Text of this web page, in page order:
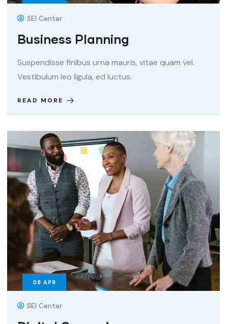
SEI Centar
Business Planning
Suspendisse finibus urna mauris, vitae quam vel.
Vestibulum leo ligula, ed luctus.
READ MORE
08 APR
SEI Centar